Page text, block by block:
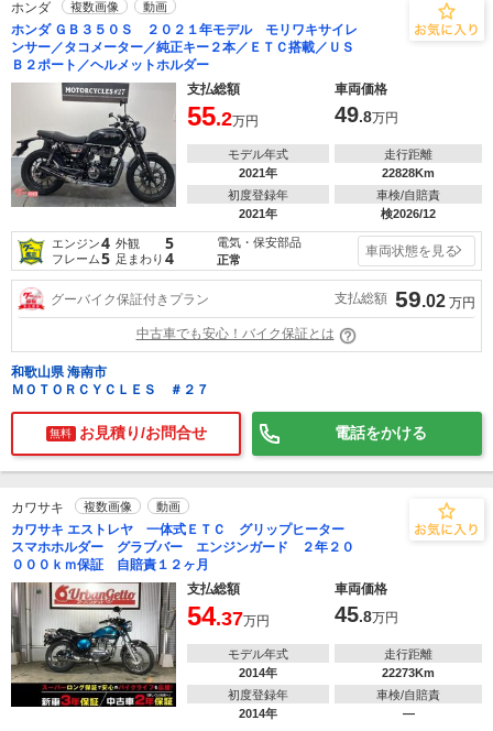
ホンダ 複数画像 動画
ホンダ ＧＢ３５０Ｓ ２０２１年モデル モリワキサイレ
ンサー／タコメーター／純正キー２本／ＥＴＣ搭載／ＵＳ
Ｂ２ポート／ヘルメットホルダー
支払総額
車両価格
55.2万円 49.8万円
モデル年式
2021年
走行距離
22828Km
初度登録年
2021年
車検/自賠責
検2026/12
エンジン4 外観 5
フレーム5 足まわり 4
電気・保安部品
正常
車両状態を見る
グーバイク保証付きプラン 支払総額 59.02 万円
中古車でも安心！バイク保証とは
和歌山県 海南市
ＭＯＴＯＲＣＹＣＬＥＳ ＃２７
無料 お見積り/お問合せ 電話をかける
カワサキ 複数画像 動画
カワサキ エストレヤ 一体式ＥＴＣ グリップヒーター
スマホホルダー グラブバー エンジンガード ２年２０
０００ｋｍ保証 自賠責１２ヶ月
支払総額
車両価格
54.37万円 45.8万円
モデル年式
2014年
走行距離
22273Km
初度登録年
2014年
車検/自賠責
―